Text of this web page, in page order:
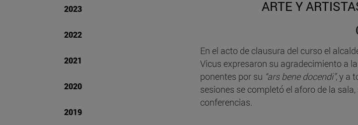
2023
2022
2021
2020
2019
ARTE Y
En el acto de clausura del curso el
Vicus expresaron su agradecimiento a
ponentes por su “ars bene docendi”, y a
sesiones se completó el aforo de la
conferencias.